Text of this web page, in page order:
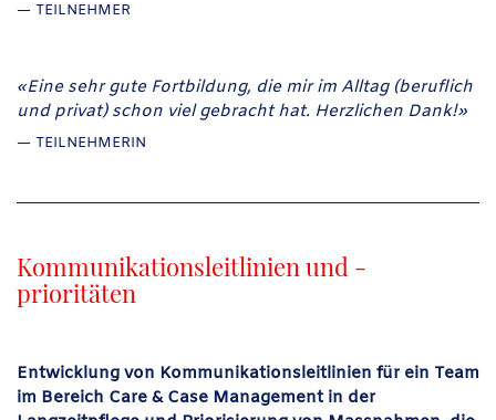
TEILNEHMER
«Eine sehr gute Fortbildung, die mir im Alltag (beruflich
und privat) schon viel gebracht hat. Herzlichen Dank!»
TEILNEHMERIN
Kommunikationsleitlinien und -
prioritäten
Entwicklung von Kommunikationsleitlinien für ein Team
im Bereich Care & Case Management in der